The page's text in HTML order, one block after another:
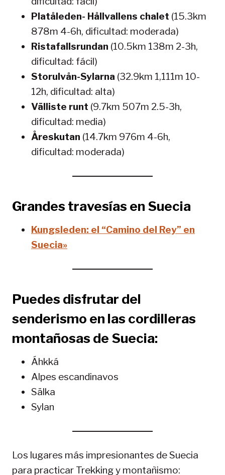
Platåleden- Hållvallens chalet (15.3km
878m 4-6h, dificultad: moderada)
Ristafallsrundan (10.5km 138m 2-3h,
dificultad: fácil)
Storulvån-Sylarna (32.9km 1,111m 10-
12h, dificultad: alta)
Välliste runt (9.7km 507m 2.5-3h,
dificultad: media)
Åreskutan (14.7km 976m 4-6h,
dificultad: moderada)
Grandes travesías en Suecia
Kungsleden: el “Camino del Rey” en
Suecia»
Puedes disfrutar del
senderismo en las cordilleras
montañosas de Suecia:
Áhkká
Alpes escandinavos
Sälka
Sylan
Los lugares más impresionantes de Suecia
para practicar Trekking y montañismo: